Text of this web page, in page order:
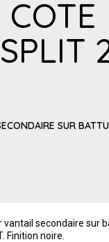
SUR
secondaire sur
Finition noire.